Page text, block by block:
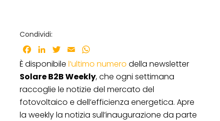
Condividi:
Facebook
LinkedInTwitter
Email
È disponibile l’ultimo numero della newsletter
Solare B2B Weekly, che ogni settimana
raccoglie le notizie del mercato del
fotovoltaico e dell’efficienza energetica. Apre
la weekly la notizia sull’inaugurazione da parte